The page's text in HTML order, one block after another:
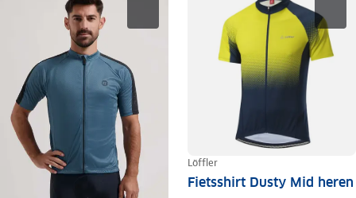
Löffler
Fietsshirt Dusty Mid heren